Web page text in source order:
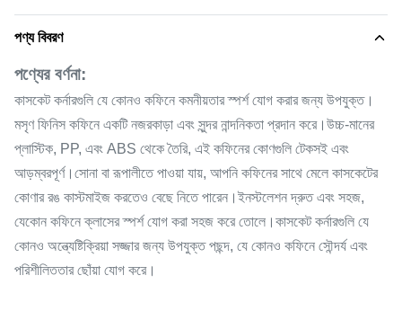
পণ্য বিবরণ
পণ্যের বর্ণনা:
কাসকেট কর্নারগুলি যে কোনও কফিনে কমনীয়তার স্পর্শ যোগ করার জন্য উপযুক্ত।
মসৃণ ফিনিস কফিনে একটি নজরকাড়া এবং সুন্দর নান্দনিকতা প্রদান করে।উচ্চ-মানের
প্লাস্টিক, PP, এবং ABS থেকে তৈরি, এই কফিনের কোণগুলি টেকসই এবং
আড়ম্বরপূর্ণ।সোনা বা রূপালীতে পাওয়া যায়, আপনি কফিনের সাথে মেলে কাসকেটের
কোণার রঙ কাস্টমাইজ করতেও বেছে নিতে পারেন।ইনস্টলেশন দ্রুত এবং সহজ,
যেকোন কফিনে ক্লাসের স্পর্শ যোগ করা সহজ করে তোলে।কাসকেট কর্নারগুলি যে
কোনও অন্ত্যেষ্টিক্রিয়া সজ্জার জন্য উপযুক্ত পছন্দ, যে কোনও কফিনে সৌন্দর্য এবং
পরিশীলিততার ছোঁয়া যোগ করে।